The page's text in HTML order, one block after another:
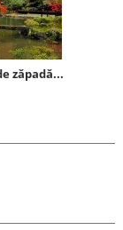
zăpadă...